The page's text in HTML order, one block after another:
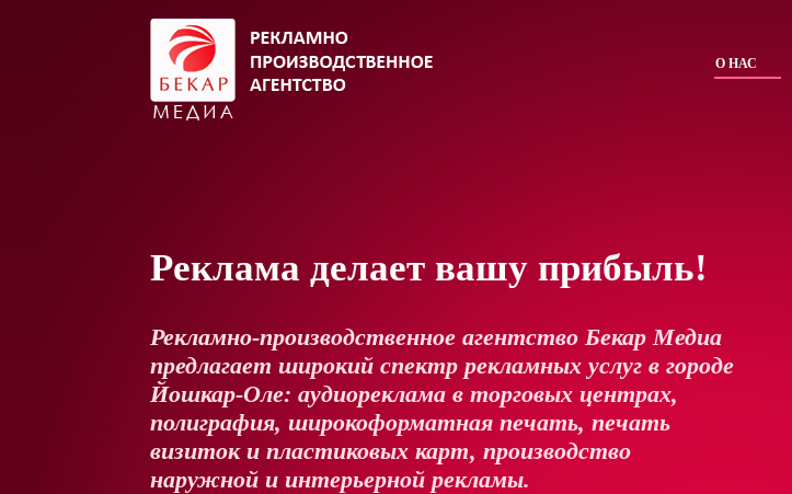
О НАС
Реклама делает вашу прибыль!
Рекламно-производственное агентство Бекар Медиа
предлагает широкий спектр рекламных услуг в городе
Йошкар-Оле: аудиореклама в торговых центрах,
полиграфия, широкоформатная печать, печать
визиток и пластиковых карт, производство
наружной и интерьерной рекламы.